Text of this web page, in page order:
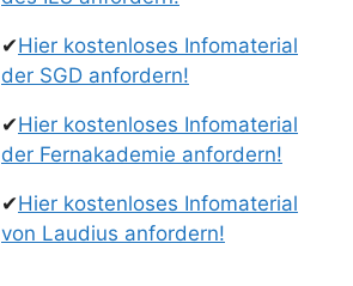
✔Hier kostenloses Infomaterial
der SGD anfordern!
✔Hier kostenloses Infomaterial
der Fernakademie anfordern!
✔Hier kostenloses Infomaterial
von Laudius anfordern!